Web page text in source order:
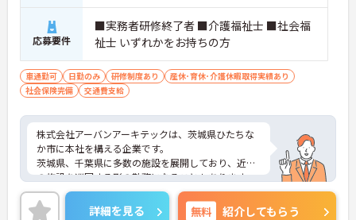
応募要件
■実務者研修終了者 ■介護福祉士 ■社会福
祉士 いずれかをお持ちの方
車通勤可 日勤のみ 研修制度あり
産休･育休･介護休暇取得実績あり
社会保険完備
交通費支給
株式会社アーバンアーキテックは、茨城県ひたちな
か市に本社を構える企業です。
茨城県、千葉県に多数の施設を展開しており、近隣
の施設を巡回する形の勤務になることもあります。
70代の方も、ご自身のスキルを活かして働かれてい
る職場です。詳細を見る 無料 紹介してもらう